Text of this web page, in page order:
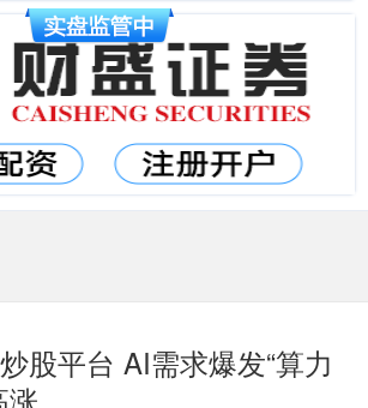
股平台 AI需求爆发“算力
涨